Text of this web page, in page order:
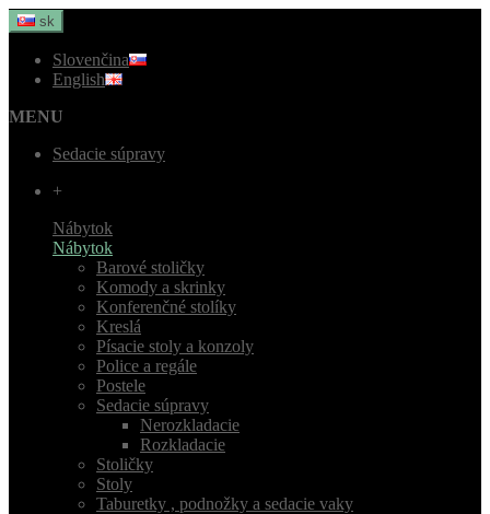
sk
Slovenčina
English
MENU
Sedacie súpravy
+
Nábytok
Nábytok
Barové stoličky
Komody a skrinky
Konferenčné stolíky
Kreslá
Písacie stoly a konzoly
Police a regále
Postele
Sedacie súpravy
Nerozkladacie
Rozkladacie
Stoličky
Stoly
Taburetky , podnožky a sedacie vaky